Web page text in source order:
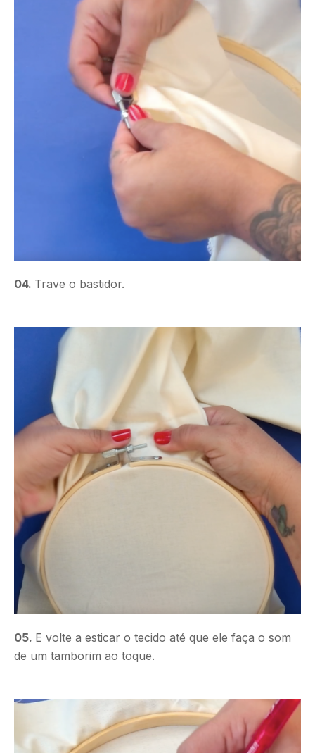
04. Trave o bastidor.
05. E volte a esticar o tecido até que ele faça o som
de um tamborim ao toque.